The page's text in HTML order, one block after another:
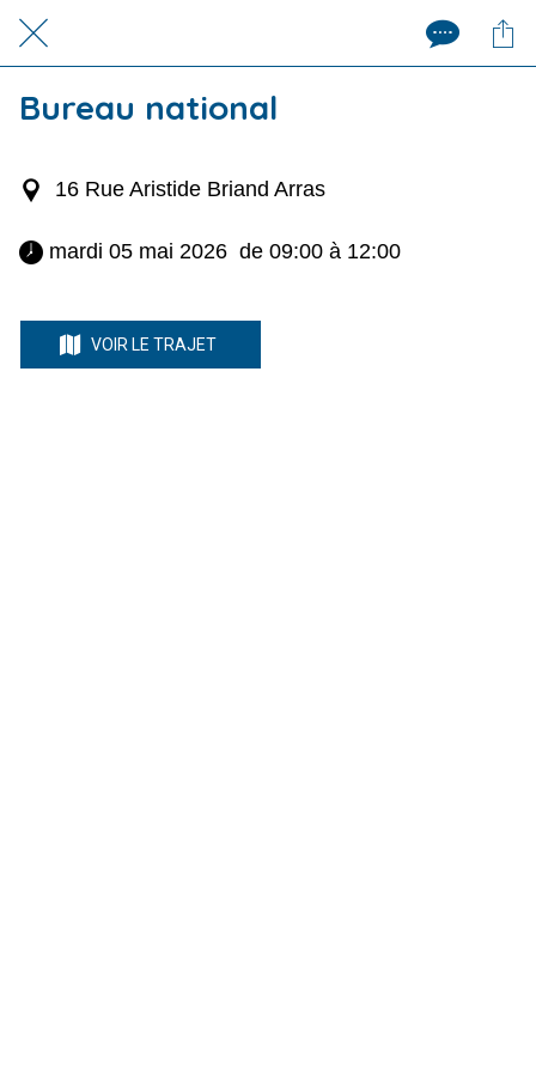
Bureau national
16 Rue Aristide Briand Arras
mardi 05 mai 2026  de 09:00 à 12:00
VOIR LE TRAJET